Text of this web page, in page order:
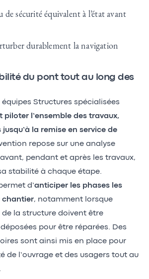
sécurité équivalent à l’état avant
durablement la navigation
du pont tout au long des
équipes Structures spécialisées
piloter l’ensemble des travaux,
la remise en service de
repose sur une analyse
pendant et après les travaux,
stabilité à chaque étape.
d’anticiper les phases les
chantier, notamment lorsque
la structure doivent être
pour être réparées. Des
sont ainsi mis en place pour
de l’ouvrage et des usagers tout au